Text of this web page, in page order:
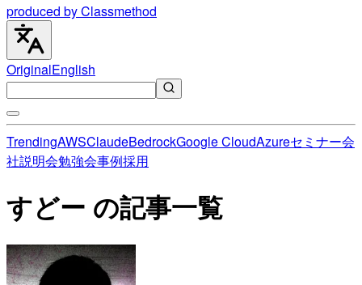
produced by Classmethod
OriginalEnglish
TrendingAWSClaudeBedrockGoogle CloudAzureセミナー会
社説明会勉強会事例採用
すどー の記事一覧